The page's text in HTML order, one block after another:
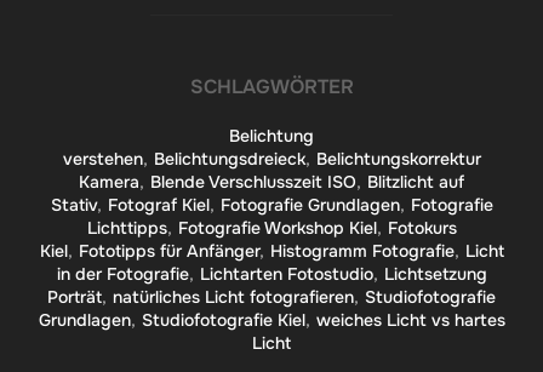
SCHLAGWÖRTER
Belichtung
verstehen, Belichtungsdreieck, Belichtungskorrektur
Kamera, Blende Verschlusszeit ISO, Blitzlicht auf
Stativ, Fotograf Kiel, Fotografie Grundlagen, Fotografie
Lichttipps, Fotografie Workshop Kiel, Fotokurs
Kiel, Fototipps für Anfänger, Histogramm Fotografie, Licht
in der Fotografie, Lichtarten Fotostudio, Lichtsetzung
Porträt, natürliches Licht fotografieren, Studiofotografie
Grundlagen, Studiofotografie Kiel, weiches Licht vs hartes
Licht